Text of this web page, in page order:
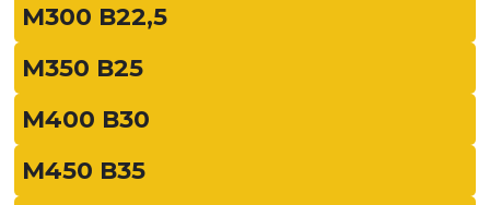
М300 В22,5
М350 В25
М400 В30
М450 В35